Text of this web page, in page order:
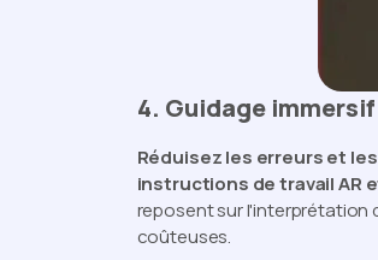
4. Guidage
Réduisez les erreurs et
instructions de travail AR
reposent sur l'interprétation
coûteuses.